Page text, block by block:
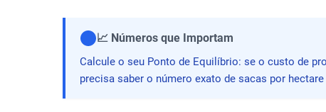
📈 Números que Importam
Calcule o seu Ponto de Equilíbrio: se o custo de
precisa saber o número exato de sacas por